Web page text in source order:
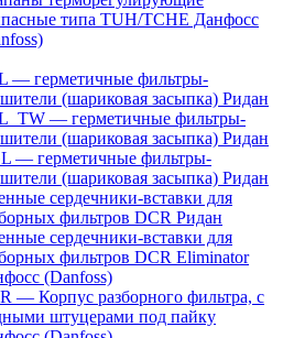
типа TUH/TCHE Данфосс
— герметичные фильтры-
(шариковая засыпка) Ридан
— герметичные фильтры-
(шариковая засыпка) Ридан
— герметичные фильтры-
(шариковая засыпка) Ридан
сердечники-вставки для
фильтров DCR Ридан
сердечники-вставки для
фильтров DCR Eliminator
(Danfoss)
— Корпус разборного фильтра, с
штуцерами под пайку